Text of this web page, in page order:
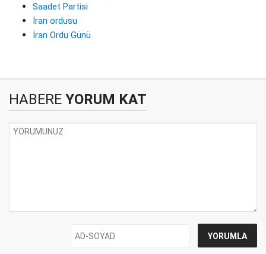
Saadet Partisi
İran ordusu
İran Ordu Günü
HABERE YORUM KAT